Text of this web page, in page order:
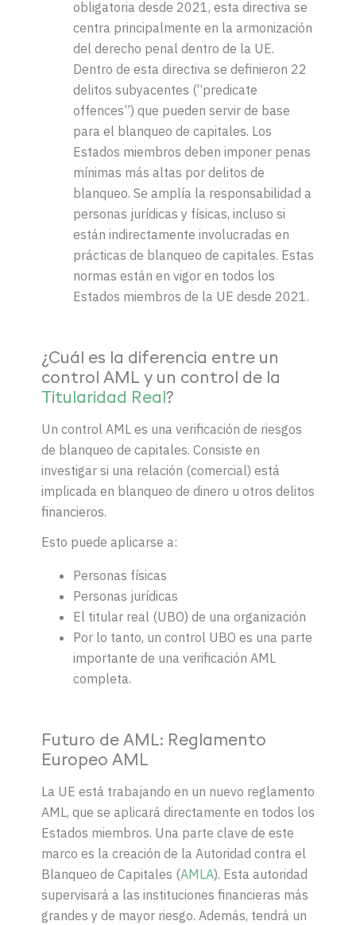
obligatoria desde 2021, esta directiva se
centra principalmente en la armonización
del derecho penal dentro de la UE.
Dentro de esta directiva se definieron 22
delitos subyacentes (“predicate
offences”) que pueden servir de base
para el blanqueo de capitales. Los
Estados miembros deben imponer penas
mínimas más altas por delitos de
blanqueo. Se amplía la responsabilidad a
personas jurídicas y físicas, incluso si
están indirectamente involucradas en
prácticas de blanqueo de capitales. Estas
normas están en vigor en todos los
Estados miembros de la UE desde 2021.
¿Cuál es la diferencia entre un
control AML y un control de la
Titularidad Real?
Un control AML es una verificación de riesgos
de blanqueo de capitales. Consiste en
investigar si una relación (comercial) está
implicada en blanqueo de dinero u otros delitos
financieros.
Esto puede aplicarse a:
Personas físicas
Personas jurídicas
El titular real (UBO) de una organización
Por lo tanto, un control UBO es una parte
importante de una verificación AML
completa.
Futuro de AML: Reglamento
Europeo AML
La UE está trabajando en un nuevo reglamento
AML, que se aplicará directamente en todos los
Estados miembros. Una parte clave de este
marco es la creación de la Autoridad contra el
Blanqueo de Capitales (AMLA). Esta autoridad
supervisará a las instituciones financieras más
grandes y de mayor riesgo. Además, tendrá un